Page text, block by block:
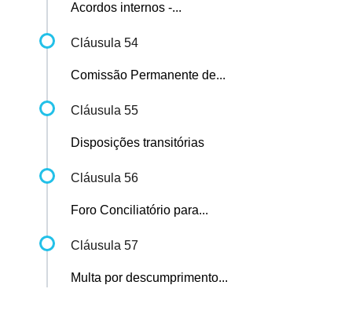
Acordos internos -...
Cláusula 54
Comissão Permanente de...
Cláusula 55
Disposições transitórias
Cláusula 56
Foro Conciliatório para...
Cláusula 57
Multa por descumprimento...